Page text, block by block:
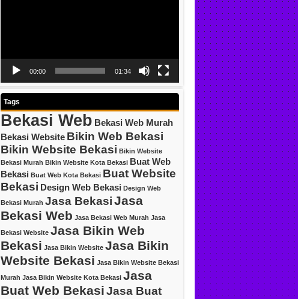
00:00 01:34
Tags
Bekasi Web Bekasi Web Murah
Bekasi Website Bikin Web Bekasi
Bikin Website Bekasi Bikin Website
Bekasi Murah Bikin Website Kota Bekasi Buat Web
Bekasi Buat Web Kota Bekasi Buat Website
Bekasi Design Web Bekasi Design Web
Bekasi Murah Jasa BekasiJasa
Bekasi Web Jasa Bekasi Web Murah Jasa
Bekasi Website Jasa Bikin Web
Bekasi Jasa Bikin Website Jasa Bikin
Website Bekasi Jasa Bikin Website Bekasi
Murah Jasa Bikin Website Kota Bekasi Jasa
Buat Web BekasiJasa Buat